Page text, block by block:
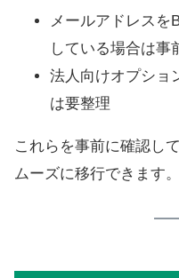
メールアドレスを
している場合は事
法人向けオプショ
は要整理
これらを事前に確認し
ムーズに移行できます。